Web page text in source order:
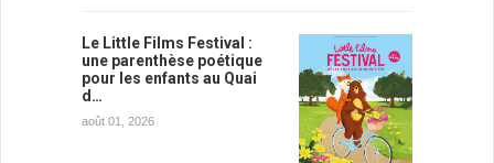
Le Little Films Festival :
une parenthèse poétique
pour les enfants au Quai
d…
août 01, 2026